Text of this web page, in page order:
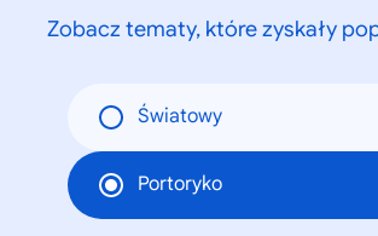
Zobacz tematy, które zyskały
Światowy
Portoryko